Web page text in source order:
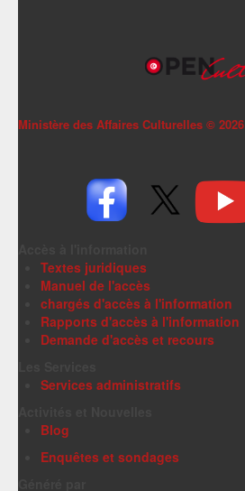
Ministère des Affaires Culturelles © 2026
Textes juridiques
Manuel de l'accès
chargés d'accès à l'information
Rapports d'accès à l'information
Demande d'accès et recours
Services administratifs
Blog
Enquêtes et sondages